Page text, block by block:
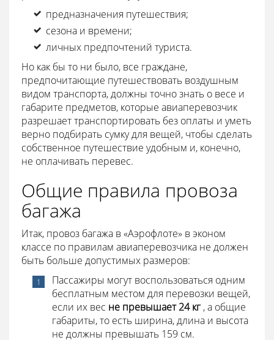
предназначения путешествия;
сезона и времени;
личных предпочтений туриста.
Но как бы то ни было, все граждане,
предпочитающие путешествовать воздушным
видом транспорта, должны точно знать о весе и
габарите предметов, которые авиаперевозчик
разрешает транспортировать без оплаты и уметь
верно подбирать сумку для вещей, чтобы сделать
собственное путешествие удобным и, конечно,
не оплачивать перевес.
Общие правила провоза
багажа
Итак, провоз багажа в «Аэрофлоте» в эконом
классе по правилам авиаперевозчика не должен
быть больше допустимых размеров:
Пассажиры могут воспользоваться одним
бесплатным местом для перевозки вещей,
если их вес не превышает 24 кг , а общие
габариты, то есть ширина, длина и высота
не должны превышать 159 см.